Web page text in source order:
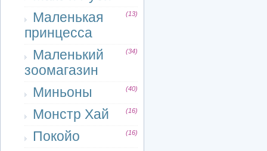
Маленькая
принцесса
(13)
Маленький
зоомагазин
(34)
Миньоны (40)
Монстр Хай (16)
Покойо (16)